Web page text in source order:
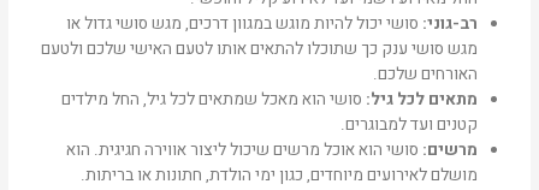
רב-גוני: סושי יכול להיות מוגש במגוון דרכים, מגש סושי גדול או
מגש סושי ענק כך שתוכלו להתאים אותו לטעם האישי שלכם ולטעם
האורחים שלכם.
מתאים לכל גיל: סושי הוא מאכל שמתאים לכל גיל, החל מילדים
קטנים ועד למבוגרים.
מרשים: סושי הוא אוכל מרשים שיכול ליצור אווירה חגיגית. הוא
מושלם לאירועים מיוחדים, כגון ימי הולדת, חתונות או בריתות.